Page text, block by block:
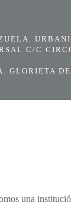
C/C
GLORIETA
una